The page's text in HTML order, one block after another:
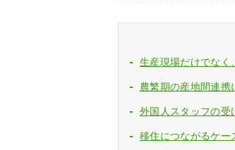
生産現場だけでなく
農繁期の産地間連携
外国人スタッフの受
移住につながるケー